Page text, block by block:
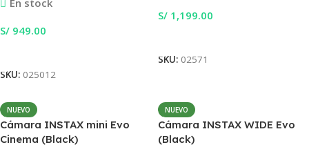
S/ 949.00
SKU: 025012
S/ 1,199.00
SKU: 02571
NUEVO
Cámara INSTAX mini Evo
Cinema (Black)
NUEVO
Cámara INSTAX WIDE Evo
(Black)